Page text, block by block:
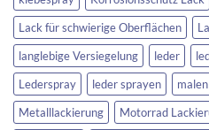
Lack für schwierige Oberflächen
langlebige Versiegelung
leder
Lederspray
leder sprayen malen
Metalllackierung
Motorrad